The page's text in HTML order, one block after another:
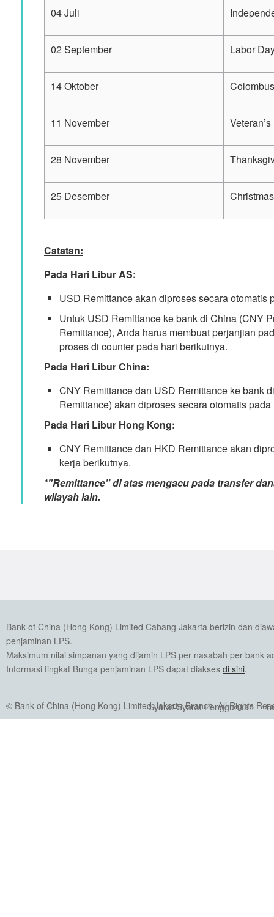
04 Juli
02 September Labor
14 Oktober
11 November
28 November
25 Desember
Catatan:
Pada Hari Libur AS:
USD Remittance akan diproses secara otomatis
Untuk USD Remittance ke bank di China (CNY
Remittance), Anda harus membuat perjanjian
proses di counter pada hari berikutnya.
Pada Hari Libur China:
CNY Remittance dan USD Remittance ke bank
Remittance) akan diproses secara otomatis
Pada Hari Libur Hong Kong:
CNY Remittance dan HKD Remittance akan
kerja berikutnya.
*"Remittance" di atas mengacu pada transfer
wilayah lain.
Bank of China (Hong Kong) Limited Cabang Jakarta berizin dan
penjaminan LPS.
Maksimum nilai simpanan yang dijamin LPS per nasabah per bank
Informasi tingkat Bunga penjaminan LPS dapat diakses di sini.
© Bank of China (Hong Kong) Limited Jakarta Branch. All Rights
Syarat-Syarat Penggunaan